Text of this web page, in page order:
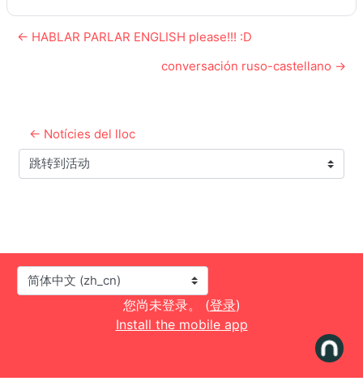
← HABLAR PARLAR ENGLISH please!!! :D
conversación ruso-castellano →
← Notícies del lloc
跳转到活动
语言
您尚未登录。 (登录)
Install the mobile app